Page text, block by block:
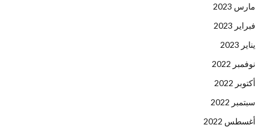
مارس 2023
فبراير 2023
يناير 2023
نوفمبر 2022
أكتوبر 2022
سبتمبر 2022
أغسطس 2022